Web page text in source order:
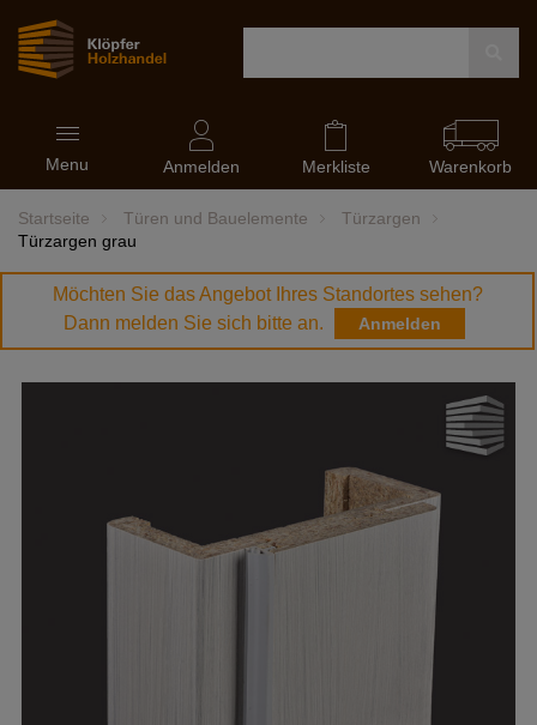
Navigation
ein-
und
ausblenden
Menu Anmelden Merkliste Warenkorb
Startseite Türen und Bauelemente
Türzargen
Türzargen grau
Möchten Sie das Angebot Ihres Standortes sehen?
Dann melden Sie sich bitte an.
Anmelden